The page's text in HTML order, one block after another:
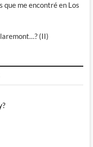
que me encontré en Los
(II)